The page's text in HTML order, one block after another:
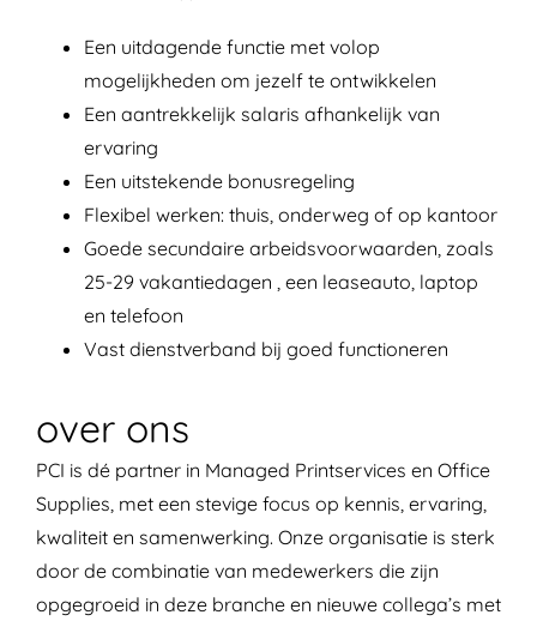
Een uitdagende functie met volop
mogelijkheden om jezelf te ontwikkelen
Een aantrekkelijk salaris afhankelijk van
ervaring
Een uitstekende bonusregeling
Flexibel werken: thuis, onderweg of op kantoor
Goede secundaire arbeidsvoorwaarden, zoals
25-29 vakantiedagen , een leaseauto, laptop
en telefoon
Vast dienstverband bij goed functioneren
over ons
PCI is dé partner in Managed Printservices en Office
Supplies, met een stevige focus op kennis, ervaring,
kwaliteit en samenwerking. Onze organisatie is sterk
door de combinatie van medewerkers die zijn
opgegroeid in deze branche en nieuwe collega’s met